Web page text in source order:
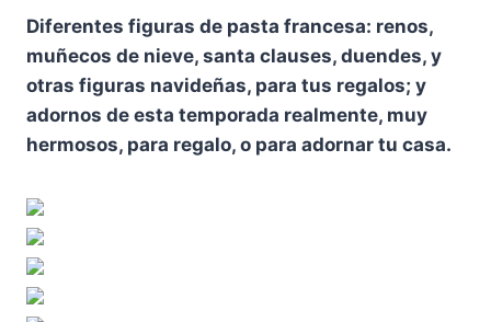
Diferentes figuras de pasta francesa: renos,
muñecos de nieve, santa clauses, duendes, y
otras figuras navideñas, para tus regalos; y
adornos de esta temporada realmente, muy
hermosos, para regalo, o para adornar tu casa.